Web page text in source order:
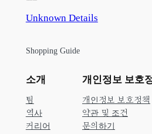
Unknown Details
Shopping Guide
소개
팀
역사
커리어
개인정보 보호
개인정보 보호정책
약관 및 조건
문의하기